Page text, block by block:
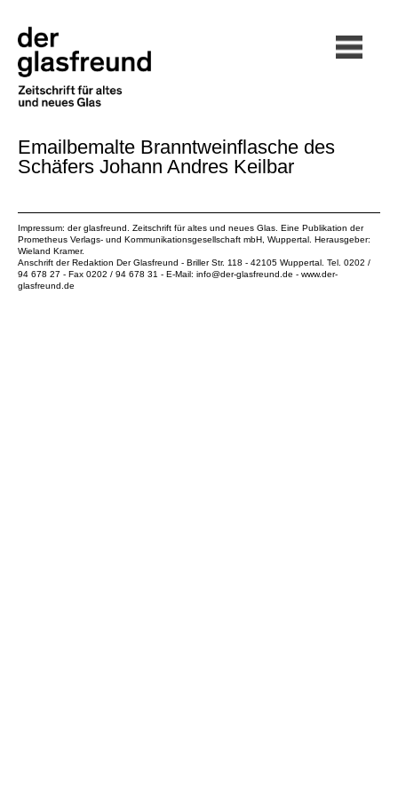
Emailbemalte Branntweinflasche des
Schäfers Johann Andres Keilbar
Impressum: der glasfreund. Zeitschrift für altes und neues Glas. Eine Publikation der
Prometheus Verlags- und Kommunikationsgesellschaft mbH , Wuppertal. Herausgeber:
Wieland Kramer.
Anschrift der Redaktion Der Glasfreund - Briller Str. 118 - 42105 Wuppertal. Tel. 0202 /
94 678 27 - Fax 0202 / 94 678 31 - E-Mail: info@der-glasfreund.de - www.der-
glasfreund.de